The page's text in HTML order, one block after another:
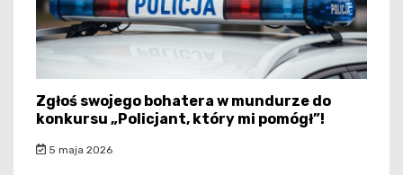
Zgłoś swojego bohatera w mundurze do
konkursu „Policjant, który mi pomógł”!
5 maja 2026